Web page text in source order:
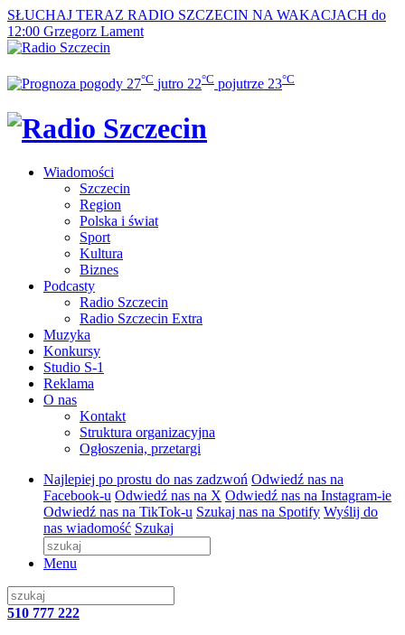
SŁUCHAJ TERAZ RADIO SZCZECIN NA WAKACJACH do
12:00 Grzegorz Lament
27°C jutro 22°C pojutrze 23°C
Wiadomości
Szczecin
Region
Polska i świat
Sport
Kultura
Biznes
Podcasty
Radio Szczecin
Radio Szczecin Extra
Muzyka
Konkursy
Studio S-1
Reklama
O nas
Kontakt
Struktura organizacyjna
Ogłoszenia, przetargi
Najlepiej po prostu do nas zadzwoń Odwiedź nas na
Facebook-u Odwiedź nas na X Odwiedź nas na Instagram-ie
Odwiedź nas na TikTok-u Szukaj nas na Spotify Wyślij do
nas wiadomość Szukaj
Menu
510 777 222